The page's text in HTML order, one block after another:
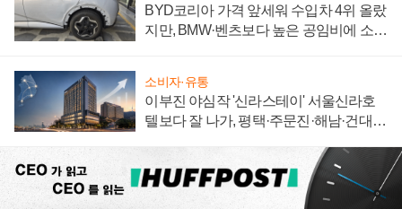
BYD코리아 가격 앞세워 수입차 4위 올랐
지만, BMW·벤츠보다 높은 공임비에 소비
소비자·유통
이부진 야심작 '신라스테이' 서울신라호
텔보다 잘 나가, 평택·주문진·해남·건대로